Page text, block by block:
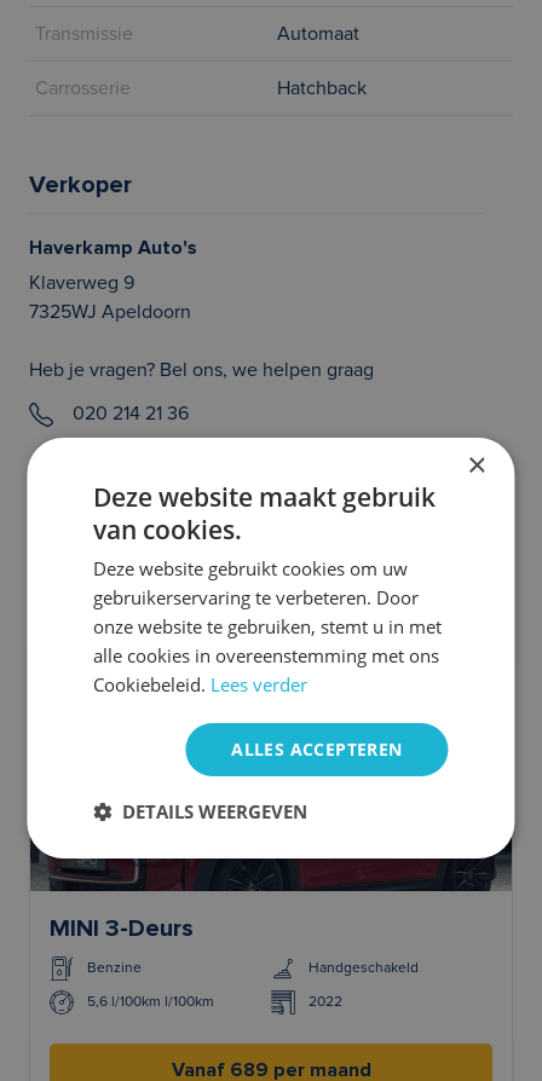
Transmissie Automaat
Carrosserie Hatchback
Verkoper
Haverkamp Auto's
Klaverweg 9
7325WJ Apeldoorn
Heb je vragen? Bel ons, we helpen graag
020 214 21 36
Prijs en/of zetfouten voorbehouden. Controleer zelf of de uitvoering van
de auto klopt en of alle opties die jouw beslissing tot het aangaan van een
auto abonnement kunnen beïnvloeden aanwezig zijn. Heb je hier vragen
over, neem dan even contact met ons op. We helpen je graag!
Meer MINI occasions
MINI 3-Deurs
Benzine Handgeschakeld
5,6 l/100km l/100km 2022
Vanaf 689 per maand
×
Deze website maakt gebruik
van cookies.
Deze website gebruikt cookies om uw
gebruikerservaring te verbeteren. Door
onze website te gebruiken, stemt u in met
alle cookies in overeenstemming met ons
Cookiebeleid. Lees verder
ALLES ACCEPTEREN
DETAILS WEERGEVEN